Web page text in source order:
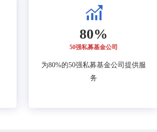
80%
50强私募基金公司
为80%的50强私募基金公司提供服
务